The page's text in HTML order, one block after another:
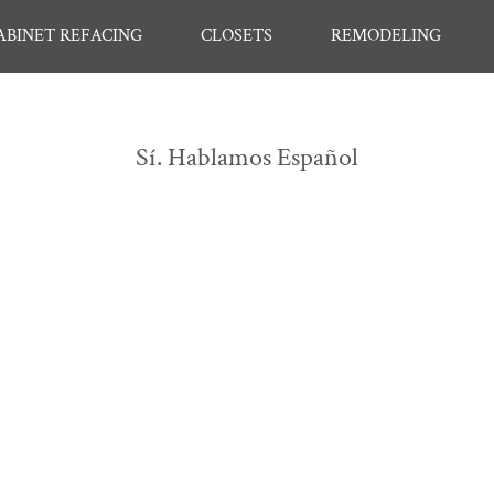
REFACING CLOSETS REMODELING
Sí. Hablamos Español